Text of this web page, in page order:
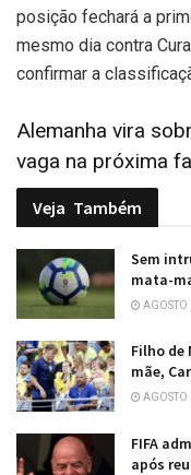
posição fechará a
mesmo dia contra
confirmar a
Alemanha vira
vaga na próxima
Veja Também
Sem
mata-
AGOSTO
Filho de
mãe,
AGOSTO
FIFA
após